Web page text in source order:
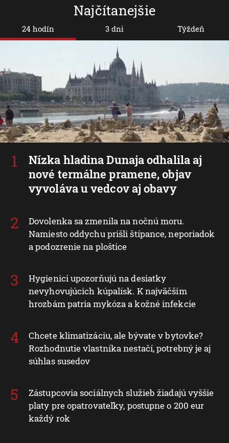
Najčítanejšie
24 hodín
Nízka hladina Dunaja odhalila aj
nové termálne pramene, objav
vyvoláva u vedcov aj obavy
Dovolenka sa zmenila na nočnú moru.
Namiesto oddychu prišli štípance, neporiadok
a podozrenie na ploštice
Hygienici upozorňujú na desiatky
nevyhovujúcich kúpalísk. K najväčším
hrozbám patria mykóza a kožné infekcie
Chcete klimatizáciu, ale bývate v bytovke?
Rozhodnutie vlastníka nestačí, potrebný je aj
súhlas susedov
Zástupcovia sociálnych služieb žiadajú vyššie
platy pre opatrovateľky, postupne o 200 eur
každý rok
3 dni Týždeň